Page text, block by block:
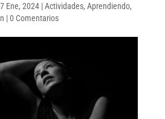
Ene, 2024|Actividades, Aprendiendo,
|0 Comentarios